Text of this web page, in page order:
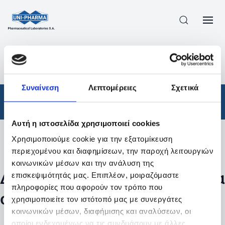
Συναίνεση Λεπτομέρειες Σχετικά
Αυτή η ιστοσελίδα χρησιμοποιεί cookies
Χρησιμοποιούμε cookie για την εξατομίκευση
περιεχομένου και διαφημίσεων, την παροχή λειτουργιών
κοινωνικών μέσων και την ανάλυση της
επισκεψιμότητάς μας. Επιπλέον, μοιραζόμαστε
πληροφορίες που αφορούν τον τρόπο που
χρησιμοποιείτε τον ιστότοπό μας με συνεργάτες
κοινωνικών μέσων, διαφήμισης και αναλύσεων, οι
οποίοι ενδεχομένως να τις συνδυάσουν με άλλες
ΠΡΟΪΟΝΤΑ ΣΥΝΤΑΓΟΓΡΑΦΟΎΜΕΝΑ
/
ΑΠΟΤΕΛΕΣΜΑΤΑ ΑΝΑΖΗΤΗΣΗΣ
Φάρμακα / Συνταγογραφούμενα
Φίλτρα
Δεν βρέθηκαν προϊόντα με τα
συγκεκριμένα φίλτρα